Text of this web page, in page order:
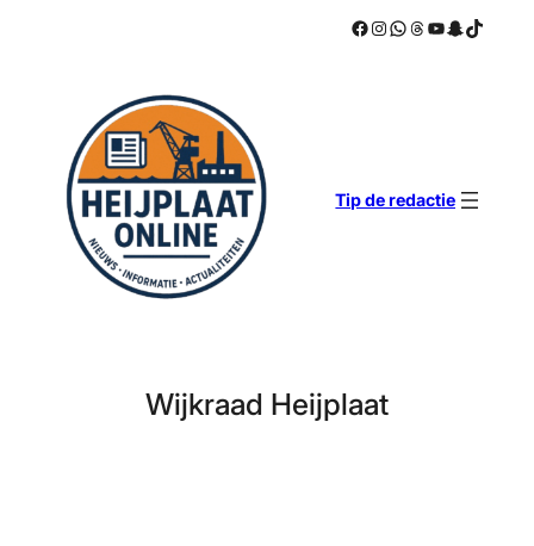
Facebook
Instagram
WhatsApp
Threads
YouTube
Snapchat
TikTok
Tip de redactie
Wijkraad Heijplaat